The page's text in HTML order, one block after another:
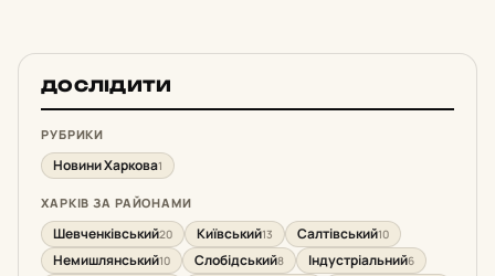
ДОСЛІДИТИ
РУБРИКИ
Новини Харкова1
ХАРКІВ ЗА РАЙОНАМИ
Шевченківський20 Київський13 Салтівський10
Немишлянський10 Слобідський8 Індустріальний6